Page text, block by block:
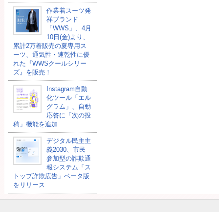
作業着スーツ発
祥ブランド
「WWS」、4月
10日(金)より、
累計2万着販売の夏専用ス
ーツ、通気性・速乾性に優
れた『WWSクールシリー
ズ』を販売！
Instagram自動
化ツール「エル
グラム」、自動
応答に「次の投
稿」機能を追加
デジタル民主主
義2030、市民
参加型の詐欺通
報システム「ス
トップ詐欺広告」ベータ版
をリリース